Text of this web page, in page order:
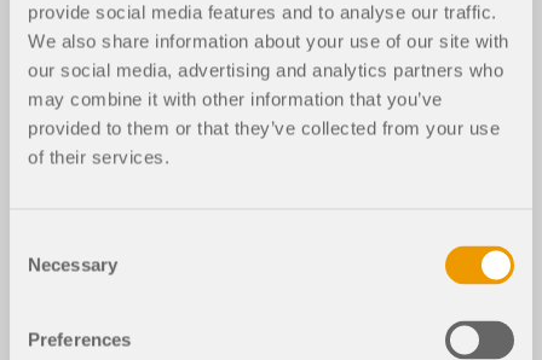
provide social media features and to analyse our traffic.
We also share information about your use of our site with
our social media, advertising and analytics partners who
may combine it with other information that you’ve
provided to them or that they’ve collected from your use
of their services.
Selection
Necessary
Preferences
RFEM 6 Стальные соединения для RFEM 6 Стальные
Стальной зал с конструкцией соединений
Стальное здание
Версия файла